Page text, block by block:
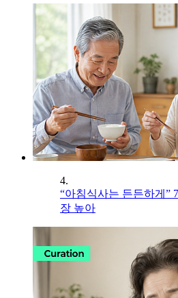
4.
“아침식사는 든든하게”
장 높아